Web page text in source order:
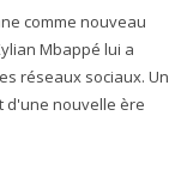
comme nouveau
Mbappé lui a
réseaux sociaux. Un
d'une nouvelle ère